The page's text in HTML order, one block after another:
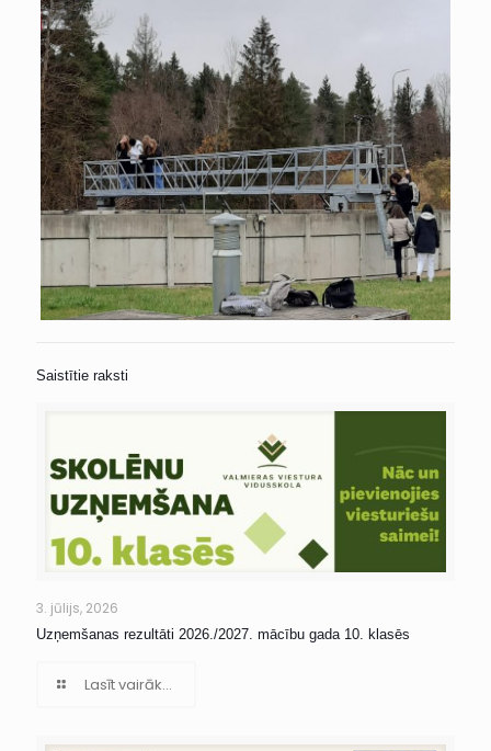
Saistītie raksti
3. jūlijs, 2026
Uzņemšanas rezultāti 2026./2027. mācību gada 10. klasēs
Lasīt vairāk...